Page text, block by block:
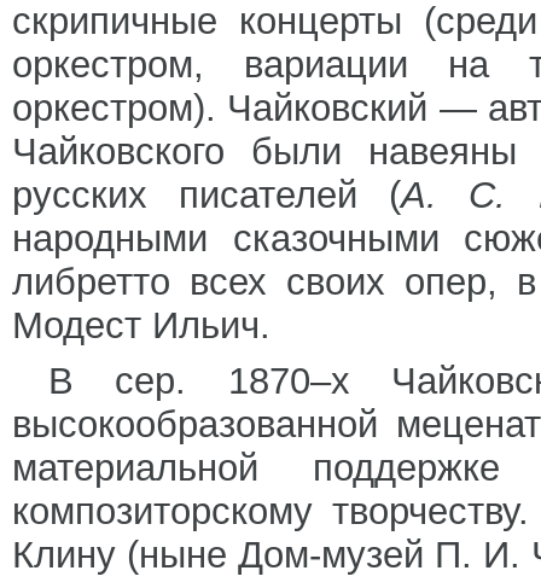
скрипичные концерты
оркестром, вариации на
оркестром). Чайковский —
Чайковского были навеяны
русских писателей (А. С.
народными сказочными
либретто всех своих опер,
Модест Ильич.
В сер. 1870–х
высокообразованной
материальной
композиторскому
Клину (ныне Дом-музей П. И.